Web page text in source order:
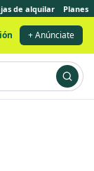
de alquilar Planes
+ Anúnciate